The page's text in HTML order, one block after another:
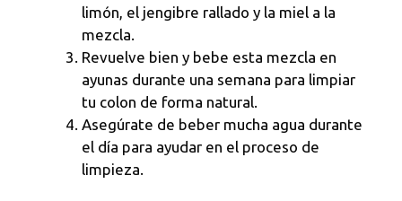
limón, el jengibre rallado y la miel a la
mezcla.
Revuelve bien y bebe esta mezcla en
ayunas durante una semana para limpiar
tu colon de forma natural.
Asegúrate de beber mucha agua durante
el día para ayudar en el proceso de
limpieza.